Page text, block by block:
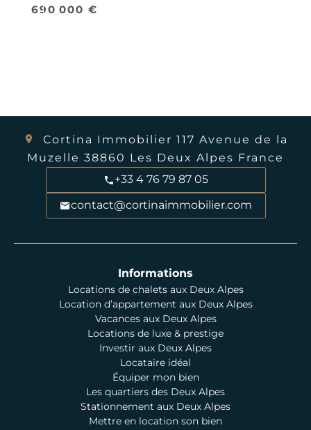
690 000 €
Cortina Immobilier 117 Avenue de la
Muzelle 38860 Les Deux Alpes France
+33 4 76 79 87 05
contact@cortinaimmobilier.com
Informations
Locations de chalets aux Deux Alpes
Location d’appartement aux Deux Alpes
Vacances aux Deux Alpes
Locations de luxe & prestige
Investir aux Deux Alpes
Locataire idéal
Équiper mon bien
Les quartiers des Deux Alpes
Stationnement aux Deux Alpes
Mettre en location son bien